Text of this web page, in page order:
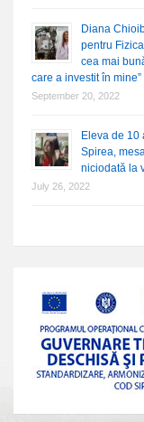
Diana
pentru
cea mai
care a investit în mine”
September 20, 2022
Eleva de 10
Spirea,
niciodată la
July 26, 2022